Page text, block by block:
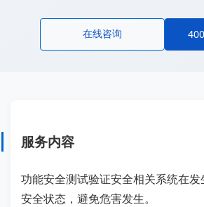
在线咨询
服务内容
功能安全测试验证安全相关系统在
安全状态，避免危害发生。